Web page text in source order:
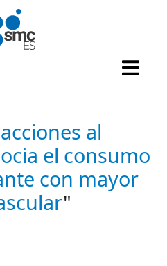
al
el consumo
con mayor
"